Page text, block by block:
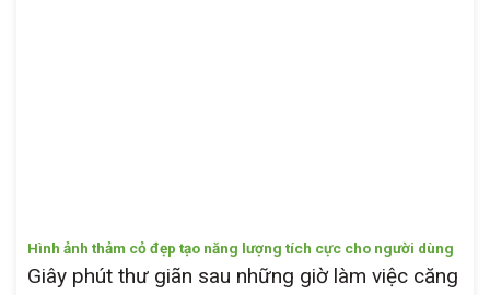
Hình ảnh thảm cỏ đẹp tạo năng lượng tích cực cho người dùng
Giây phút thư giãn sau những giờ làm việc căng